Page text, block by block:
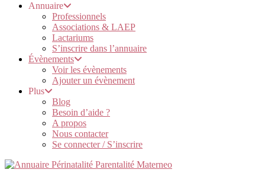
Annuaire
Professionnels
Associations & LAEP
Lactariums
S’inscrire dans l’annuaire
Évènements
Voir les évènements
Ajouter un évènement
Plus
Blog
Besoin d’aide ?
A propos
Nous contacter
Se connecter / S’inscrire